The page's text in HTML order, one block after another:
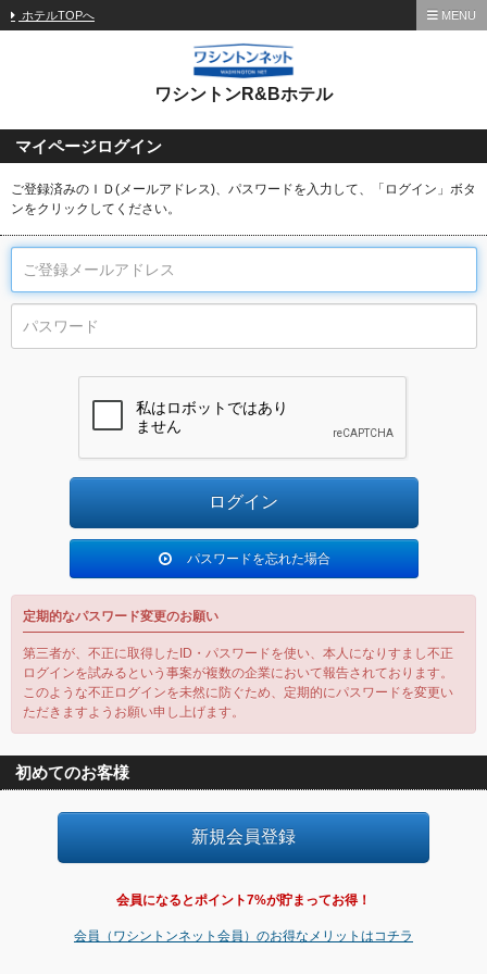
ホテルTOPへ MENU
ワシントンR&Bホテル
マイページログイン
ご登録済みのＩＤ(メールアドレス)、パスワードを入力して、「ログイン」ボタ
ンをクリックしてください。
パスワードを忘れた場合
定期的なパスワード変更のお願い
第三者が、不正に取得したID・パスワードを使い、本人になりすまし不正
ログインを試みるという事案が複数の企業において報告されております。
このような不正ログインを未然に防ぐため、定期的にパスワードを変更い
ただきますようお願い申し上げます。
初めてのお客様
会員になるとポイント7%が貯まってお得！
会員（ワシントンネット会員）のお得なメリットはコチラ